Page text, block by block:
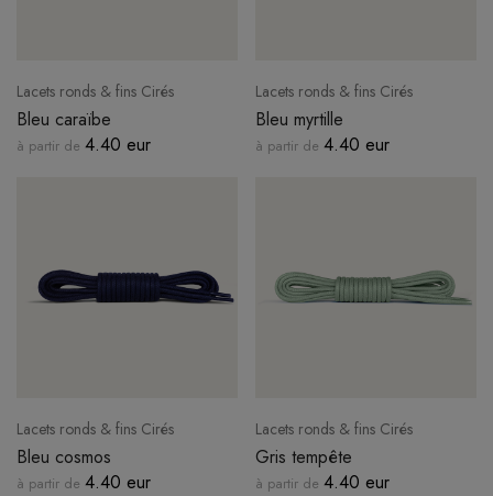
Lacets ronds & fins Cirés
Bleu caraïbe
à partir de 4.40 eur
Lacets ronds & fins Cirés
Bleu myrtille
à partir de 4.40 eur
Lacets ronds & fins Cirés
Bleu cosmos
à partir de 4.40 eur
Lacets ronds & fins Cirés
Gris tempête
à partir de 4.40 eur